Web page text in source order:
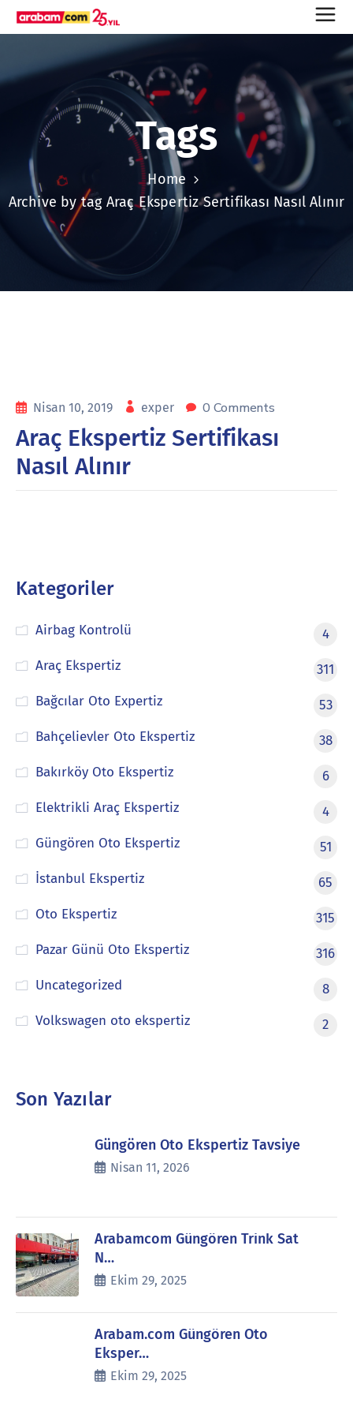
Tags
Home
Archive by tag Araç Ekspertiz Sertifikası Nasıl Alınır
Nisan 10, 2019 exper 0 Comments
Araç Ekspertiz Sertifikası
Nasıl Alınır
Kategoriler
Airbag Kontrolü
4
Araç Ekspertiz
311
Bağcılar Oto Expertiz
53
Bahçelievler Oto Ekspertiz
38
Bakırköy Oto Ekspertiz
6
Elektrikli Araç Ekspertiz
4
Güngören Oto Ekspertiz
51
İstanbul Ekspertiz
65
Oto Ekspertiz
315
Pazar Günü Oto Ekspertiz
316
Uncategorized
8
Volkswagen oto ekspertiz
2
Son Yazılar
Güngören Oto Ekspertiz Tavsiye
Nisan 11, 2026
Arabamcom Güngören Trink Sat
N…
Ekim 29, 2025
Arabam.com Güngören Oto
Eksper…
Ekim 29, 2025